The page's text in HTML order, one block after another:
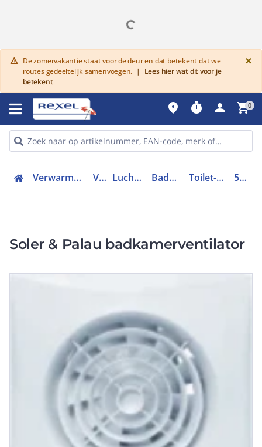
warning De zomervakantie staat voor de deur en dat betekent dat we
routes gedeeltelijk samenvoegen. |
Lees hier wat dit voor je
betekent
×
place timer person shopping_cart0
Verwarmen, Koelen en Ventileren Ventilatie Luchtafvoersysteem Badkamerventilator Toilet-/doucheventilator 5210425400
Soler & Palau badkamerventilator